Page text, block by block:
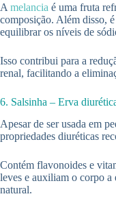
A melancia é uma fruta
composição. Além disso,
equilibrar os níveis de
Isso contribui para a
renal, facilitando a
6. Salsinha – Erva
Apesar de ser usada em
propriedades diuréticas
Contém flavonoides e
leves e auxiliam o corpo
natural.